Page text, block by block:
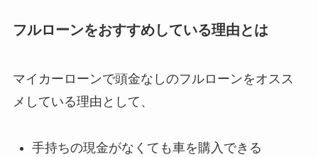
フルローンをおすすめしている理由とは
マイカーローンで頭金なしのフルローンをオスス
メしている理由として、
手持ちの現金がなくても車を購入できる